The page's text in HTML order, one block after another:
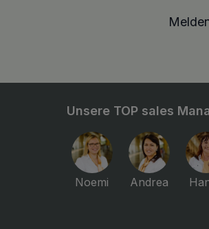
Unsere TOP sales
Noemi Andrea